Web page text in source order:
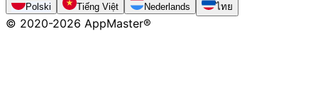
Polski
Tiếng Việt Nederlands ไทย
© 2020-2026 AppMaster®